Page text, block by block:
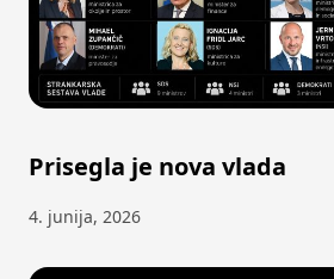
Prisegla je nova vlada
4. junija, 2026